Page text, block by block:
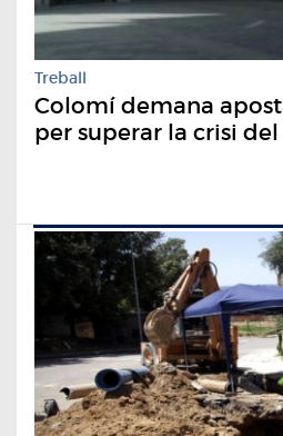
Treball
Colomí demana
per superar la crisi